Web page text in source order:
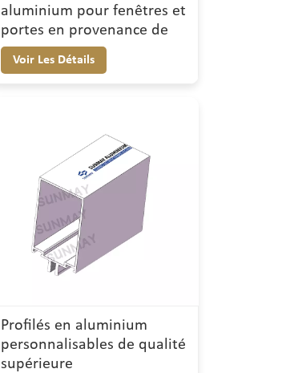
aluminium pour fenêtres et
portes en provenance de
Chine
Voir Les Détails
Profilés en aluminium
personnalisables de qualité
supérieure